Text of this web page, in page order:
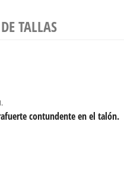
TALLAS
contundente en el talón.